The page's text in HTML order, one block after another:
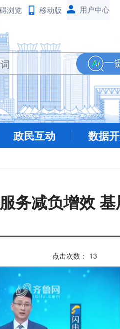
浏览 移动版
政民互动 数据
务减负增效 基
点击次数： 13